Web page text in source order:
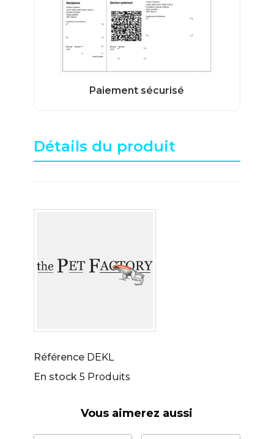
Détails du produit
Référence DEKL
En stock 5 Produits
Vous aimerez aussi